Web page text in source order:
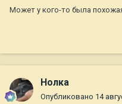
Может у кого-то была
Нолка
Опубликовано 14